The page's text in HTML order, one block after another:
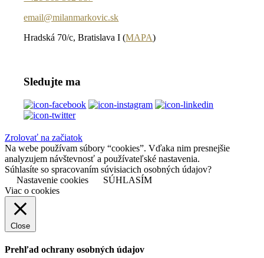
email@milanmarkovic.sk
Hradská 70/c, Bratislava I (MAPA)
Sledujte ma
Zrolovať na začiatok
Na webe používam súbory “cookies”. Vďaka nim presnejšie
analyzujem návštevnosť a používateľské nastavenia.
Súhlasíte so spracovaním súvisiacich osobných údajov?
Nastavenie cookies
SÚHLASÍM
Viac o cookies
Close
Prehľad ochrany osobných údajov